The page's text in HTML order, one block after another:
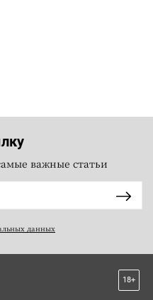
важные статьи
данных
18+